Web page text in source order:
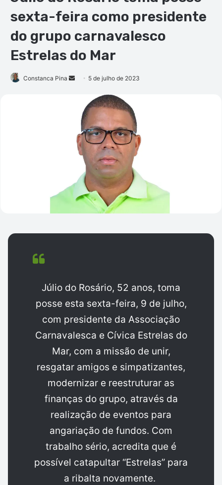
sexta-feira como presidente
do grupo carnavalesco
Estrelas do Mar
Constanca Pina
Mande
mail
5 de julho de 2023
Júlio do Rosário, 52 anos, toma
posse esta sexta-feira, 9 de julho,
com presidente da Associação
Carnavalesca e Cívica Estrelas do
Mar, com a missão de unir,
resgatar amigos e simpatizantes,
modernizar e reestruturar as
finanças do grupo, através da
realização de eventos para
angariação de fundos. Com
trabalho sério, acredita que é
possível catapultar “Estrelas” para
a ribalta novamente.